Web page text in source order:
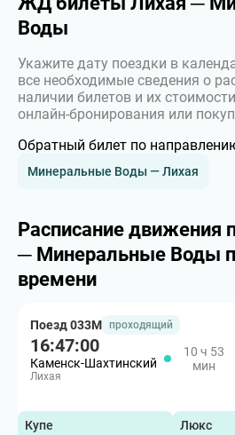
Воды
Укажите дату поездки в
все необходимые сведения о
наличии билетов и их
онлайн-бронирования или
Обратный билет по
Минеральные Воды — Лихая
Расписание движения
─ Минеральные Воды
времени
Поезд 033М проходящий
16:47:00
Каменск-Шахтинский
Лихая
10 ч 53
мин
Купе Люкс